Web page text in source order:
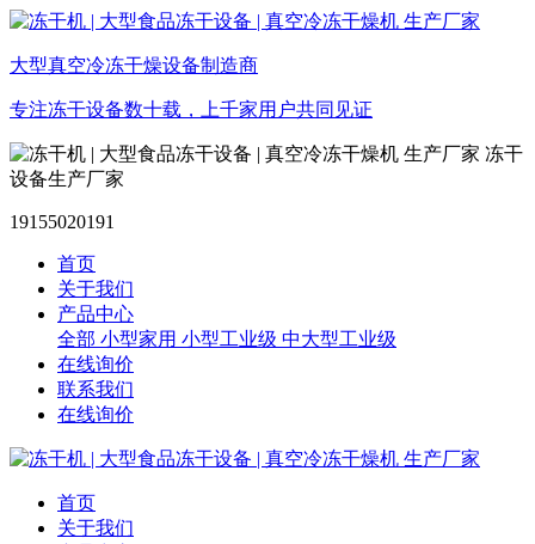
大型真空冷冻干燥设备制造商
专注冻干设备数十载，上千家用户共同见证
冻干
设备生产厂家
19155020191
首页
关于我们
产品中心
全部 小型家用 小型工业级 中大型工业级
在线询价
联系我们
在线询价
首页
关于我们